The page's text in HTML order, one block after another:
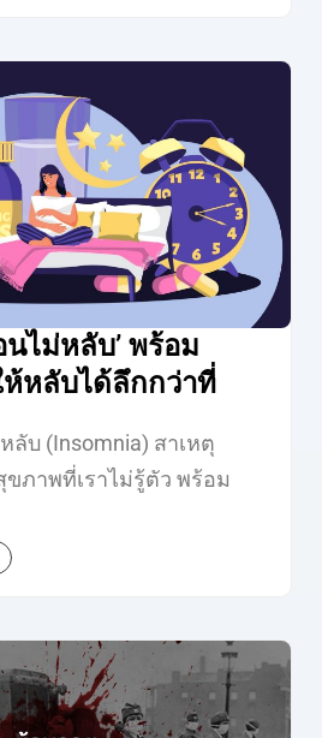
นไม่หลับ’ พร้อม
ห้หลับได้ลึกกว่าที่
บ (Insomnia) สาเหตุ
ภาพที่เราไม่รู้ตัว พร้อม